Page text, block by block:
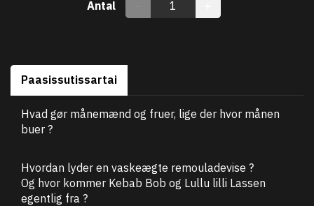
Antal
Paasissutissartai
Hvad gør månemænd og fruer, lige der hvor månen
buer ?
Hvordan lyder en vaskeægte remouladevise ?
Og hvor kommer Kebab Bob og Lullu lilli Lassen
egentlig fra ?